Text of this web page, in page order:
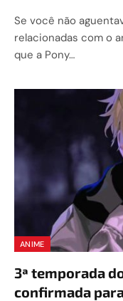
Se você não
relacionadas com o
que a Pony…
ANIME
3ª temporada
confirmada